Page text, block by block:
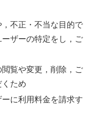
不正・不当な目的で
ザーの特定をし，ご
覧や変更，削除，ご
ため
に利用料金を請求す